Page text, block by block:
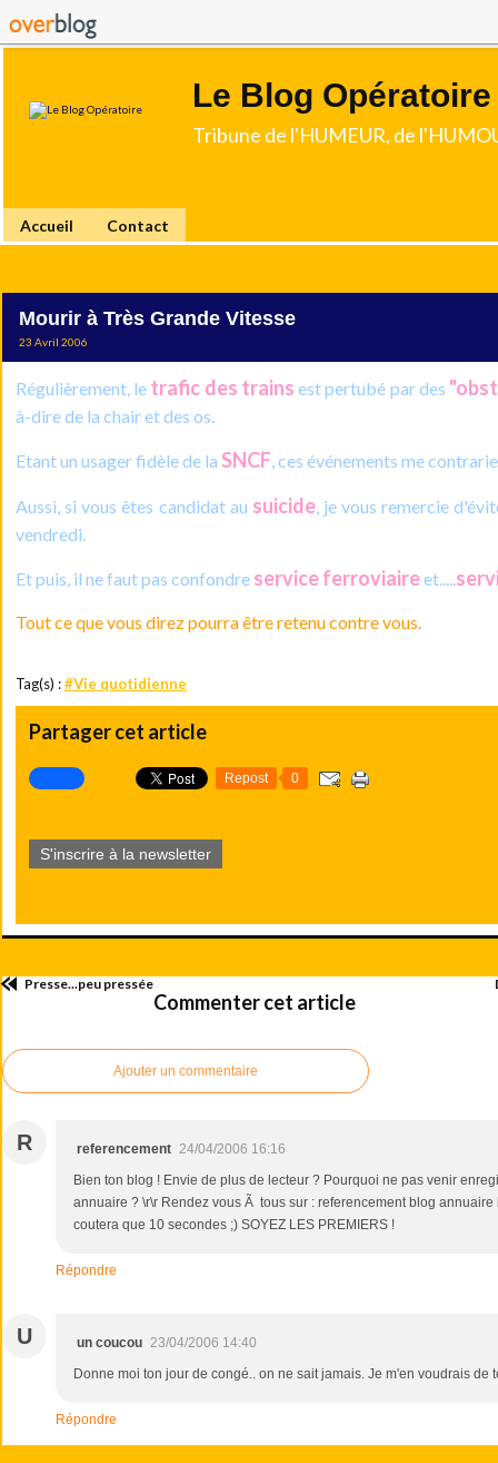
Le Blog Opératoire
Tribune de l'HUMEUR, de
Accueil Contact
Mourir à Très Grande Vitesse
23 Avril 2006
Régulièrement, le trafic des trains est pertubé par des
à-dire de la chair et des os.
Etant un usager fidèle de la SNCF, ces événements me
Aussi, si vous êtes candidat au suicide, je vous remercie
vendredi.
Et puis, il ne faut pas confondre service ferroviaireet.....
Tout ce que vous direz pourra être retenu contre vous.
Tag(s) :#Vie quotidienne
Partager cet article
Repost 0
S'inscrire à la newsletter
Presse...peu pressée
Commenter cet article
Ajouter un commentaire
R referencement 24/04/2006 16:16
Bien ton blog ! Envie de plus de lecteur ? Pourquoi ne pas venir
annuaire ? \r\r Rendez vous Ã tous sur : referencement blog annuaire
coutera que 10 secondes ;) SOYEZ LES PREMIERS !
Répondre
U un coucou 23/04/2006 14:40
Donne moi ton jour de congé.. on ne sait jamais. Je m'en voudrais de
Répondre